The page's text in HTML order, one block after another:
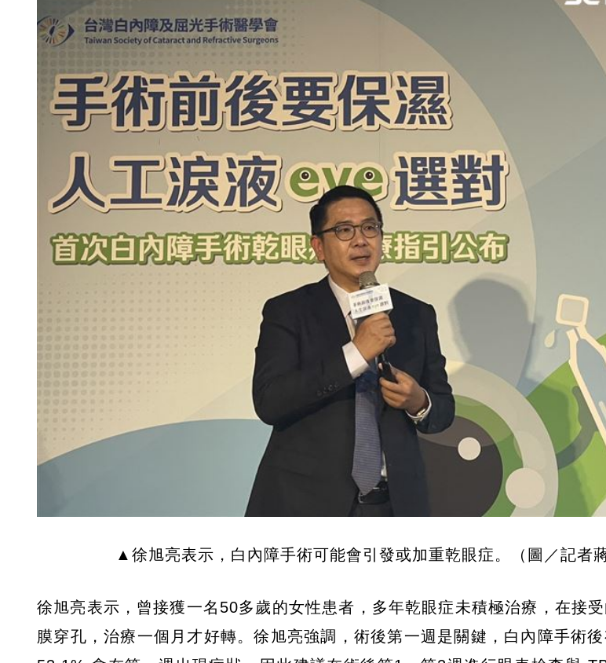
▲徐旭亮表示，白內障手術可能會引發或加重乾眼症。（圖／記者
徐旭亮表示，曾接獲一名50多歲的女性患者，多年乾眼症未積極治療，在接
膜穿孔，治療一個月才好轉。徐旭亮強調，術後第一週是關鍵，白內障手術後